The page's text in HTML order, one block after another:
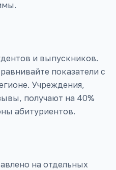
и выпускников.
показатели с
Учреждения,
получают на 40%
абитуриентов.
на отдельных